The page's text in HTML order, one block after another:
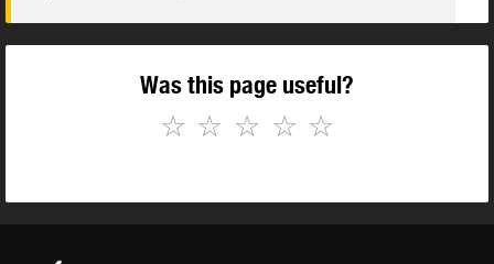
Was this page useful?
☆
☆
☆
☆
☆